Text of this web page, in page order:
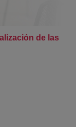
de las